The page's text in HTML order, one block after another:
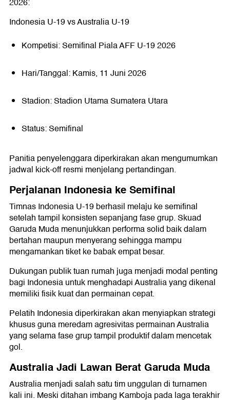
2026:
Indonesia U-19 vs Australia U-19
Kompetisi: Semifinal Piala AFF U-19 2026
Hari/Tanggal: Kamis, 11 Juni 2026
Stadion: Stadion Utama Sumatera Utara
Status: Semifinal
Panitia penyelenggara diperkirakan akan mengumumkan
jadwal kick-off resmi menjelang pertandingan.
Perjalanan Indonesia ke Semifinal
Timnas Indonesia U-19 berhasil melaju ke semifinal
setelah tampil konsisten sepanjang fase grup. Skuad
Garuda Muda menunjukkan performa solid baik dalam
bertahan maupun menyerang sehingga mampu
mengamankan tiket ke babak empat besar.
Dukungan publik tuan rumah juga menjadi modal penting
bagi Indonesia untuk menghadapi Australia yang dikenal
memiliki fisik kuat dan permainan cepat.
Pelatih Indonesia diperkirakan akan menyiapkan strategi
khusus guna meredam agresivitas permainan Australia
yang selama fase grup tampil produktif dalam mencetak
gol.
Australia Jadi Lawan Berat Garuda Muda
Australia menjadi salah satu tim unggulan di turnamen
kali ini. Meski ditahan imbang Kamboja pada laga terakhir